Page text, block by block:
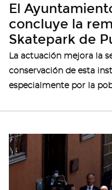
El
concluye la
Skatepark de
La actuación mejora la
conservación de esta
especialmente por la